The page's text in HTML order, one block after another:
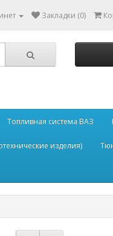
Закладки (0)
Топливная система ВАЗ
изделия)